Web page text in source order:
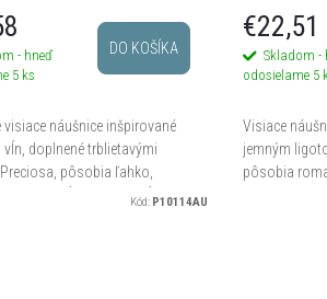
- hneď
5 ks
DO KOŠÍKA
visiace náušnice inšpirované
doplnené trblietavými
pôsobia ľahko,
krásne predĺžia siluetu. Dĺžka
Kód: P10114AU
€22,51
Skladom -
odosielame 5
Visiace
jemným
pôsobia
krásne sa